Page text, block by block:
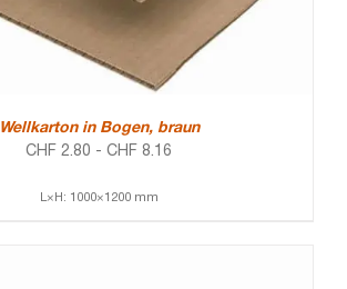
Wellkarton in Bogen, braun
CHF 2.80 - CHF 8.16
L×H: 1000×1200 mm